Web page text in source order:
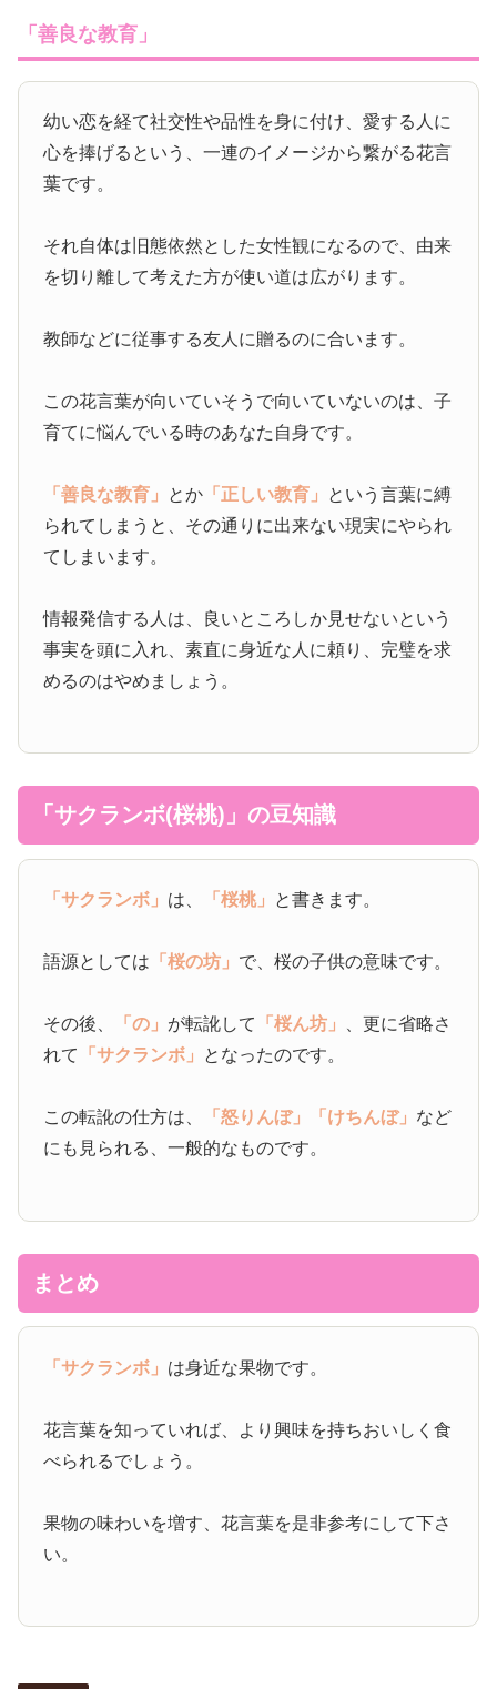
「善良な教育」
幼い恋を経て社交性や品性を身に付け、愛する人に
心を捧げるという、一連のイメージから繋がる花言
葉です。
それ自体は旧態依然とした女性観になるので、由来
を切り離して考えた方が使い道は広がります。
教師などに従事する友人に贈るのに合います。
この花言葉が向いていそうで向いていないのは、子
育てに悩んでいる時のあなた自身です。
「善良な教育」 とか 「正しい教育」 という言葉に縛
られてしまうと、その通りに出来ない現実にやられ
てしまいます。
情報発信する人は、良いところしか見せないという
事実を頭に入れ、素直に身近な人に頼り、完璧を求
めるのはやめましょう。
「サクランボ(桜桃)」の豆知識
「サクランボ」 は、 「桜桃」 と書きます。
語源としては 「桜の坊」 で、桜の子供の意味です。
その後、 「の」 が転訛して 「桜ん坊」
、更に省略さ
れて
「サクランボ」 となったのです。
この転訛の仕方は、 「怒りんぼ」 「けちんぼ」 など
にも見られる、一般的なものです。
まとめ
「サクランボ」 は身近な果物です。
花言葉を知っていれば、より興味を持ちおいしく食
べられるでしょう。
果物の味わいを増す、花言葉を是非参考にして下さ
い。